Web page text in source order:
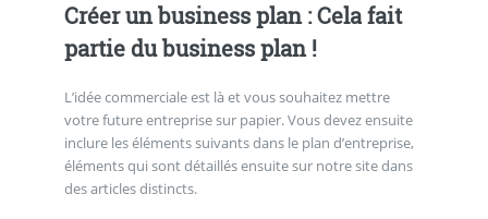
Créer un business plan : Cela fait
partie du business plan !
L’idée commerciale est là et vous souhaitez mettre
votre future entreprise sur papier. Vous devez ensuite
inclure les éléments suivants dans le plan d’entreprise,
éléments qui sont détaillés ensuite sur notre site dans
des articles distincts.